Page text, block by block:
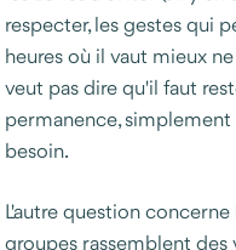
respecter, les gestes qui
heures où il vaut mieux
veut pas dire qu'il faut
permanence,
besoin.
L'autre question
groupes rassemblent des